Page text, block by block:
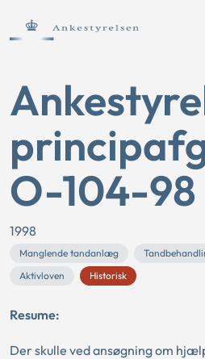
O-104-98
1998
Manglende tandanlæg
Aktivloven
Historisk
Resume:
Der skulle ved ansøgning om